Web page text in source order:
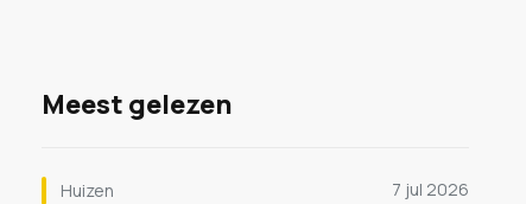
Meest gelezen
Huizen
7 jul 2026